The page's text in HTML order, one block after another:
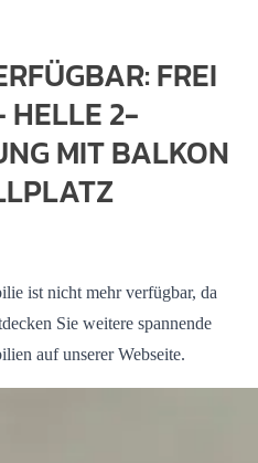
FREI
HELLE 2-
MIT BALKON
ist nicht mehr verfügbar, da
Sie weitere spannende
auf unserer Webseite.